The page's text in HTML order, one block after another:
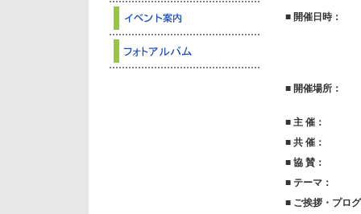
■ 開催日時：
■ 開催場所：
■ 主 催：
■ 共 催：
■ 協 賛：
■ テーマ：
■ ご挨拶・プロ